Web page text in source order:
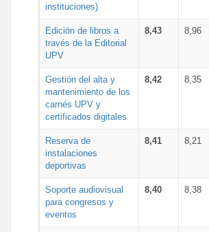
instituciones)
Edición de libros a
través de la Editorial
UPV
8,43 8,96
Gestión del alta y
mantenimiento de los
carnés UPV y
certificados digitales
8,42 8,35
Reserva de
instalaciones
deportivas
8,41 8,21
Soporte audiovisual
para congresos y
eventos
8,40 8,38